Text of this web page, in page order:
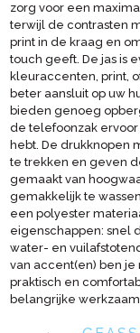
zorg voor een
terwijl de contrasten
print in de kraag en
touch geeft. De jas is
kleuraccenten, print,
beter aansluit op uw
bieden genoeg
de telefoonzak
hebt. De drukknopen
te trekken en geven
gemaakt van
gemakkelijk te
een polyester
eigenschappen: snel
water- en
van accent(en) ben
praktisch en
belangrijke